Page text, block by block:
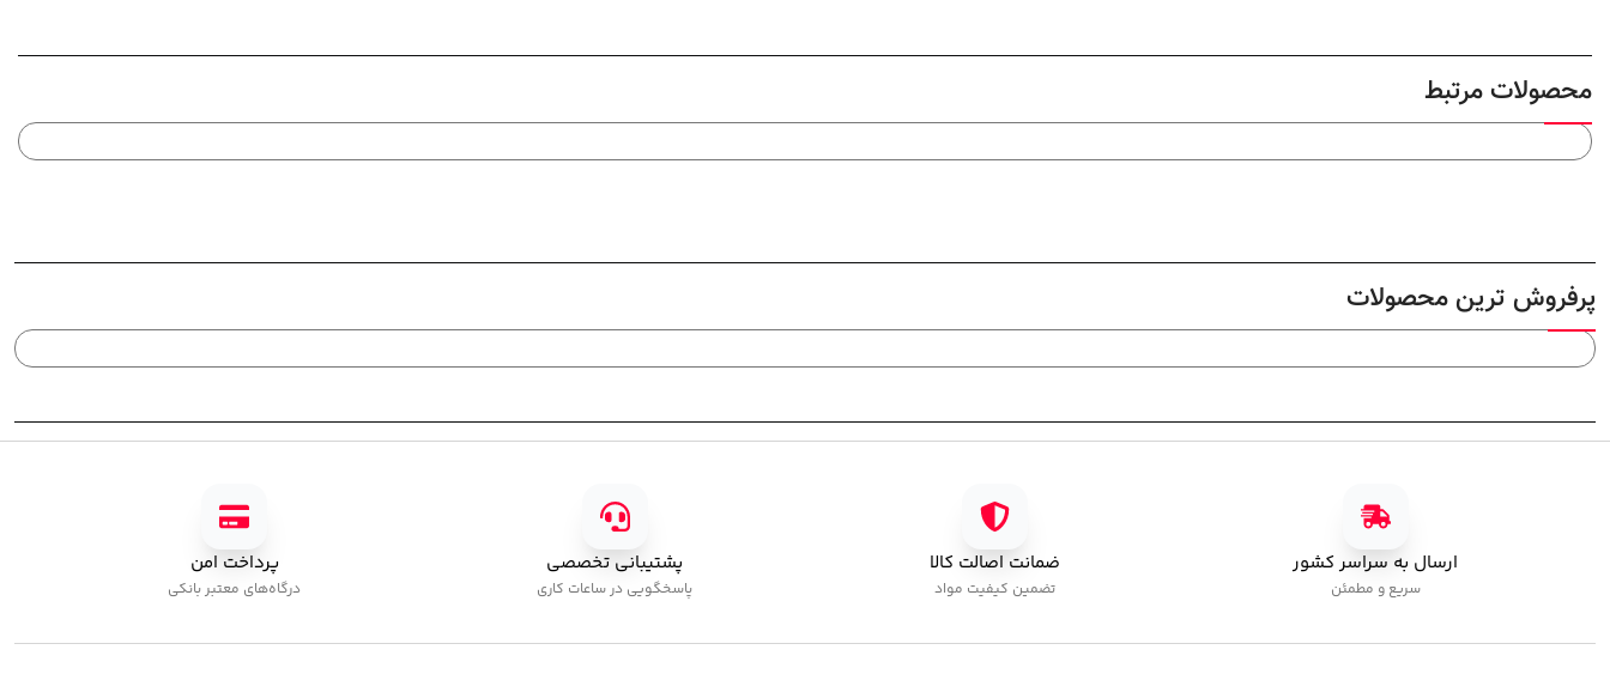
محصولات مرتبط
پرفروش ترین محصولات
ارسال به سراسر کشور
سریع و مطمئن
ضمانت اصالت کالا
تضمین کیفیت مواد
پشتیبانی تخصصی
پاسخگویی در ساعات کاری
پرداخت امن
درگاه‌های معتبر بانکی